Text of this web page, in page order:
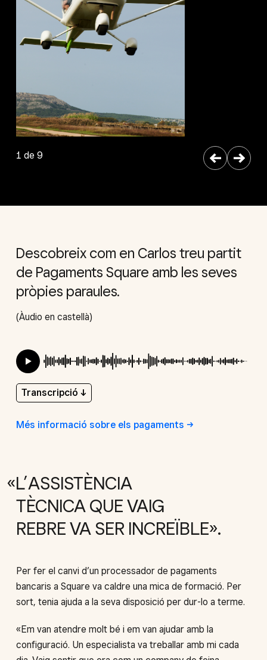
1 de 9 ← →
Descobreix com en Carlos treu partit
de Pagaments Square amb les seves
pròpies paraules.
(Àudio en castellà)
Transcripció ↓
Més informació sobre els pagaments
L’ASSISTÈNCIA
TÈCNICA QUE VAIG
REBRE VA SER INCREÏBLE
Per fer el canvi d’un processador de pagaments
bancaris a Square va caldre una mica de formació. Per
sort, tenia ajuda a la seva disposició per dur-lo a terme.
«Em van atendre molt bé i em van ajudar amb la
configuració. Un especialista va treballar amb mi cada